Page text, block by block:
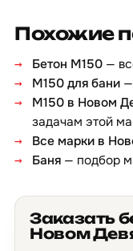
Похожие
Бетон М150 —
М150 для бани
М150 в Новом
задачам этой
Все марки в
Баня — подбор
Заказать
Новом